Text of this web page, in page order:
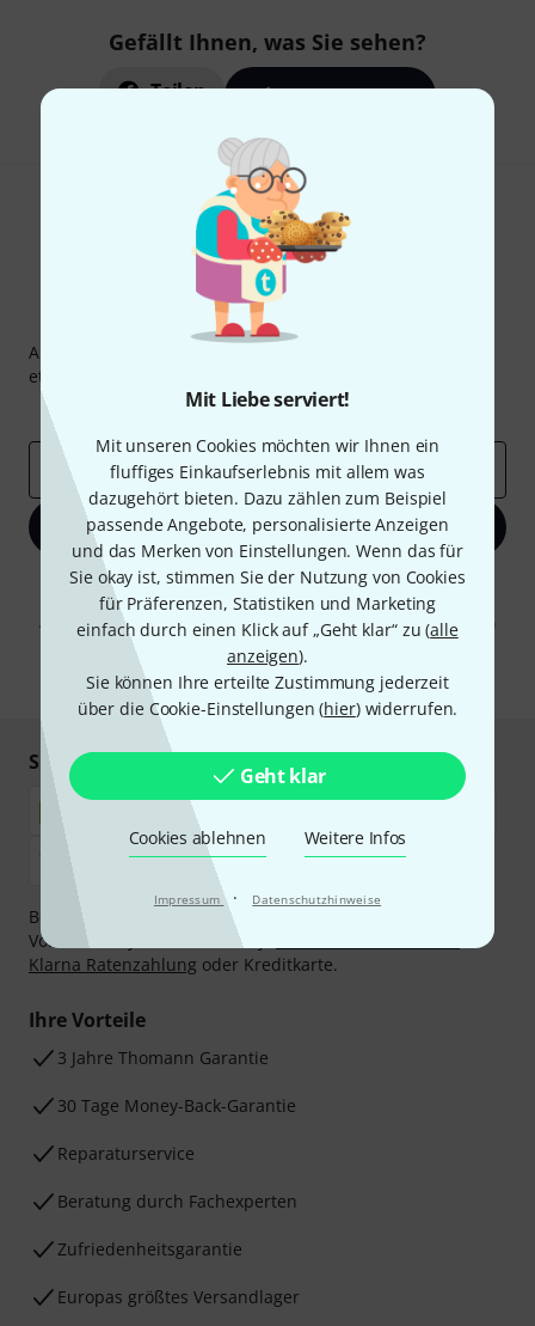
Mit Liebe serviert!
Mit unseren Cookies möchten wir Ihnen ein
fluffiges Einkaufserlebnis mit allem was
dazugehört bieten. Dazu zählen zum Beispiel
passende Angebote, personalisierte Anzeigen
und das Merken von Einstellungen. Wenn das für
Sie okay ist, stimmen Sie der Nutzung von Cookies
für Präferenzen, Statistiken und Marketing
einfach durch einen Klick auf „Geht klar“ zu (alle
anzeigen).
Sie können Ihre erteilte Zustimmung jederzeit
über die Cookie-Einstellungen (hier) widerrufen.
Geht klar
Cookies ablehnen Weitere Infos
Impressum · Datenschutzhinweise
Gefällt Ihnen, was Sie sehen?
Teilen Hilfe & Feedback
Thomann Newsletter
Abonniere den Thomann Newsletter und gewinne mit
etwas Glück einen von
Inspirierende Beiträge
Deals
E-Mail-Adresse*
Jetzt anmelden
Mit Klick auf „Jetzt anmelden“ stimmen Sie dem Erhalt von E-Mail-
Werbung und einer Messung des E-Mail-Nutzungsverhaltens zu. Die
Abmeldung ist jederzeit möglich. Weitere Informationen finden Sie in
unserenDatenschutzhinweisen.
* Pflichtfeld
Sicher einkaufen & bezahlen
Bezahlen Sie vertraulich und sicher per Nachnahme,
Vorkasse, PayPal, Amazon Pay,
Klarna Ratenzahlung oder Kreditkarte.
Ihre Vorteile
3 Jahre Thomann Garantie
30 Tage Money-Back-Garantie
Reparaturservice
Beratung durch Fachexperten
Zufriedenheitsgarantie
Europas größtes Versandlager